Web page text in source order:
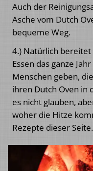
Auch der
Asche vom Dutch
bequeme Weg.
4.) Natürlich
Essen das ganze
Menschen geben,
ihren Dutch Oven in
es nicht glauben,
woher die Hitze
Rezepte dieser Seite.